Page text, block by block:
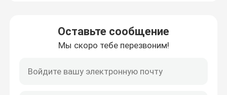
Спросите цитатуОставьте сообщение
Мы скоро тебе перезвоним!